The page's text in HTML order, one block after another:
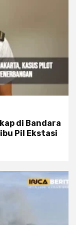
di Bandara
Pil Ekstasi